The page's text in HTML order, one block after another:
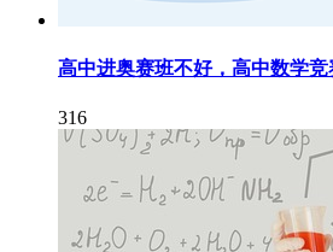
高中进奥赛班不好，高中数学竞
316